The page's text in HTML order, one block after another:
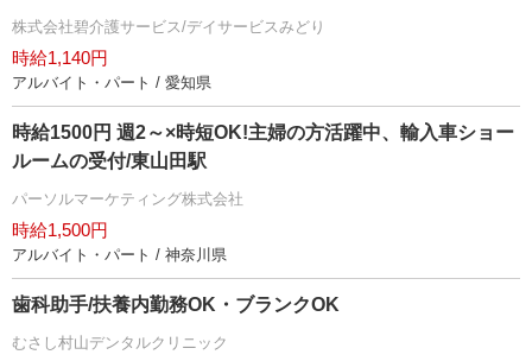
株式会社碧介護サービス/デイサービスみどり
時給1,140円
アルバイト・パート / 愛知県
時給1500円 週2～×時短OK!主婦の方活躍中、輸入車ショー
ルームの受付/東山田駅
パーソルマーケティング株式会社
時給1,500円
アルバイト・パート / 神奈川県
歯科助手/扶養内勤務OK・ブランクOK
むさし村山デンタルクリニック